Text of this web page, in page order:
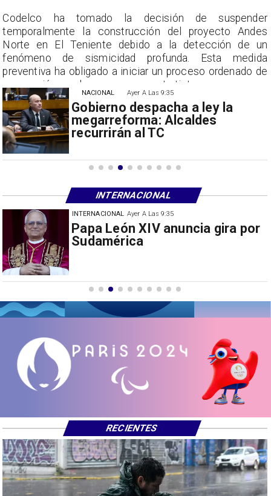
30/07/2026
Milei prohíbe ingreso de
extranjeros con mensajes de
INTERNACIONAL
Ayer A Las 9:35
Gobierno despacha a ley la
megarreforma: Alcaldes
recurrirán al TC
NACIONAL
Codelco ha tomado la decisión de suspender
temporalmente la construcción del proyecto Andes
Norte en El Teniente debido a la detección de un
fenómeno de sismicidad profunda. Esta medida
preventiva ha obligado a iniciar un proceso ordenado de
suspensión con las empresas contratistas.
INTERNACIONAL
RECIENTES